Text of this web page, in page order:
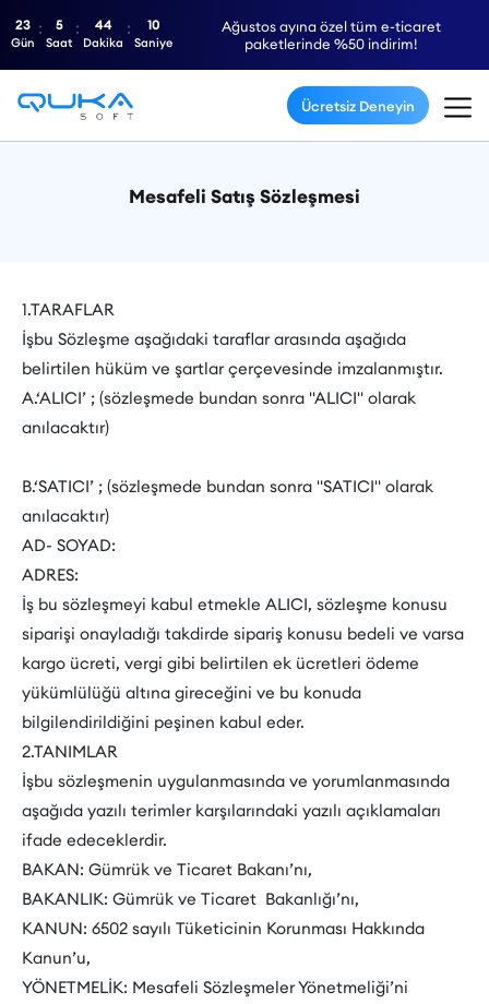
Ağustos ayına özel tüm e-ticaret
paketlerinde %50 indirim!
23
Gün
5
Saat
44
Dakika
9
Saniye
Ücretsiz Deneyin
Mesafeli Satış Sözleşmesi
1.TARAFLAR
İşbu Sözleşme aşağıdaki taraflar arasında aşağıda
belirtilen hüküm ve şartlar çerçevesinde imzalanmıştır.
A.‘ALICI’ ; (sözleşmede bundan sonra "ALICI" olarak
anılacaktır)
B.‘SATICI’ ; (sözleşmede bundan sonra "SATICI" olarak
anılacaktır)
AD- SOYAD:
ADRES:
İş bu sözleşmeyi kabul etmekle ALICI, sözleşme konusu
siparişi onayladığı takdirde sipariş konusu bedeli ve varsa
kargo ücreti, vergi gibi belirtilen ek ücretleri ödeme
yükümlülüğü altına gireceğini ve bu konuda
bilgilendirildiğini peşinen kabul eder.
2.TANIMLAR
İşbu sözleşmenin uygulanmasında ve yorumlanmasında
aşağıda yazılı terimler karşılarındaki yazılı açıklamaları
ifade edeceklerdir.
BAKAN: Gümrük ve Ticaret Bakanı’nı,
BAKANLIK: Gümrük ve Ticaret Bakanlığı’nı,
KANUN: 6502 sayılı Tüketicinin Korunması Hakkında
Kanun’u,
YÖNETMELİK: Mesafeli Sözleşmeler Yönetmeliği’ni